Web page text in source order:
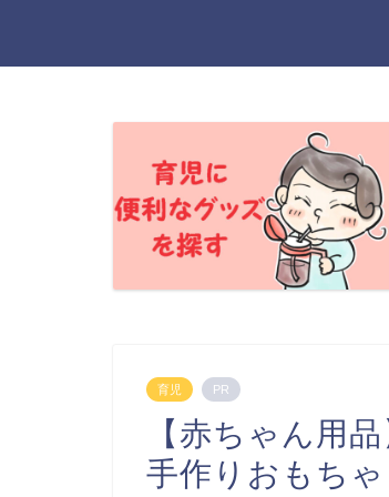
育児 PR
【赤ちゃん用
手作りおもちゃ